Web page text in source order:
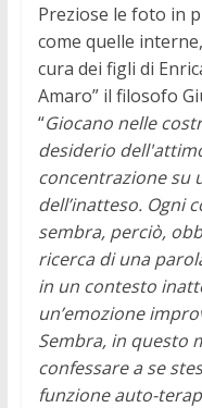
Preziose le foto in
come quelle
cura dei figli di
Amaro” il filosofo
“Giocano nelle
desiderio
concentrazione su
dell’inatteso. Ogni
sembra, perciò,
ricerca di una
in un contesto
un’emozione
Sembra, in questo
confessare a se
funzione auto-